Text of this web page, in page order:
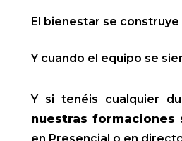
El bienestar se construye
Y cuando el equipo se
Y si tenéis cualquier
nuestras formaciones